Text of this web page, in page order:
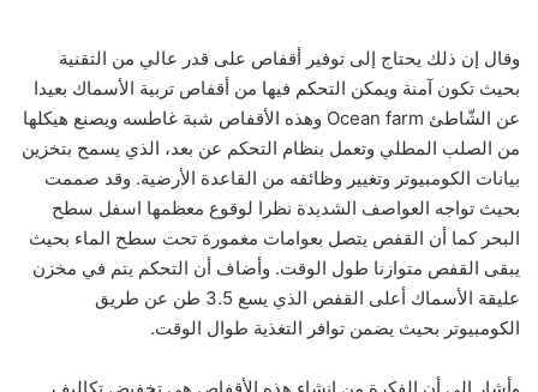
وقال إن ذلك يحتاج إلى توفير أقفاص على قدر عالي من التقنية
بحيث تكون آمنة ويمكن التحكم فيها من أقفاص تربية الأسماك بعيدا
عن الشّاطئ Ocean farm وهذه الأقفاص شبة غاطسه ويصنع هيكلها
من الصلب المطلي وتعمل بنظام التحكم عن بعد، الذي يسمح بتخزين
بيانات الكومبيوتر وتغيير وظائفه من القاعدة الأرضية. وقد صممت
بحيث تواجه العواصف الشديدة نظرا لوقوع معظمها اسفل سطح
البحر كما أن القفص يتصل بعوامات مغمورة تحت سطح الماء بحيث
يبقى القفص متوازنا طول الوقت. وأضاف أن التحكم يتم في مخزن
عليقة الأسماك أعلى القفص الذي يسع 3.5 طن عن طريق
الكومبيوتر بحيث يضمن توافر التغذية طوال الوقت.